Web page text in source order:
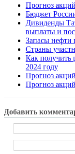
Прогноз
Бюджет
Дивиденды
выплаты и
Запасы нефти
Страны
Как получить
2024 году
Прогноз
Прогноз
Добавить